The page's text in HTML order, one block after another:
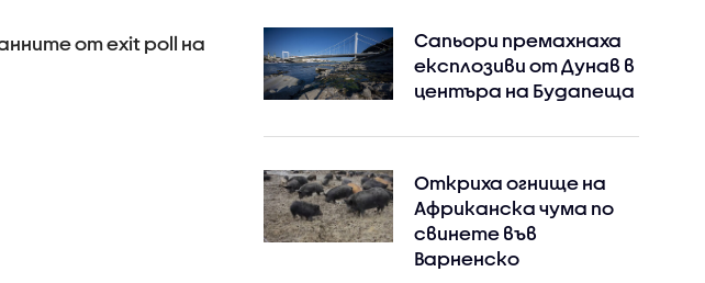
от exit poll на
Сапьори премахнаха
експлозиви от Дунав в
центъра на Будапеща
Откриха огнище на
Африканска чума по
свинете във
Варненско